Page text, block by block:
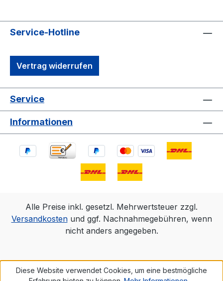
Service-Hotline
Vertrag widerrufen
Service
Informationen
Alle Preise inkl. gesetzl. Mehrwertsteuer zzgl.
Versandkostenund ggf. Nachnahmegebühren, wenn
nicht anders angegeben.
Diese Website verwendet Cookies, um eine bestmögliche